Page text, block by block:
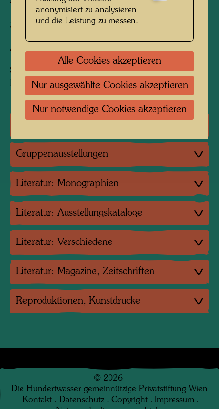
in company of Brigitte and Ros
360 mm x 290 mm
Aquarell auf braunem Packpapiersäckchen
Sammlung:
KunstHausWien, Vienna
Gruppenausstellungen
Literatur: Monographien
Literatur: Ausstellungskataloge
Literatur: Verschiedene
Literatur: Magazine, Zeitschriften
Reproduktionen, Kunstdrucke
© 2026
Die Hundertwasser gemeinnützige Privatstiftung Wien
Kontakt . Datenschutz . Copyright . Impressum .
anonymisiert zu analysieren
und die Leistung zu messen.
Alle Cookies akzeptieren
Nur ausgewählte Cookies akzeptieren
Nur notwendige Cookies akzeptieren